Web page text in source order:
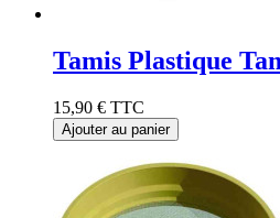
Tamis Plastique
15,90 € TTC
Ajouter au panier